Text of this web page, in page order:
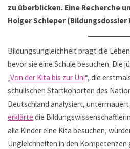
zu überblicken. Eine Recherche
Holger Schleper (Bildungsdossier
Bildungsungleichheit prägt die
bevor sie eine Schule besuchen. Die
„Von der Kita bis zur Uni“, die
schulischen Startkohorten des
Deutschland analysiert, untermauert
erklärte die
alle Kinder eine Kita besuchen,
Ungleichheiten in den Kompetenzen